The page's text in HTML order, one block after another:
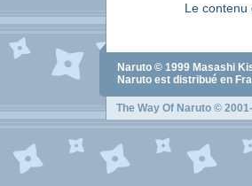
Le contenu
Naruto © 1999 Masashi
Naruto est distribué en
The Way Of Naruto ©